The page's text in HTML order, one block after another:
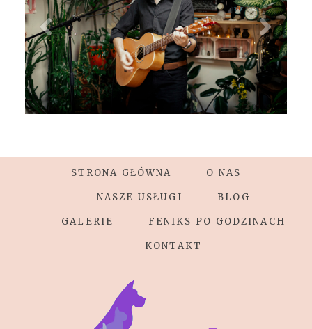
STRONA GŁÓWNA O NAS
NASZE USŁUGI BLOG
GALERIE FENIKS PO GODZINACH
KONTAKT